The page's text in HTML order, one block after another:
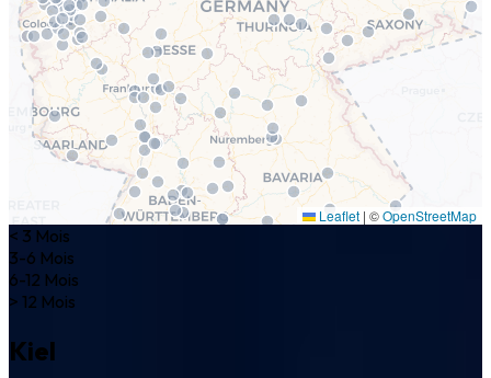
Leaflet | ©OpenStreetMap
< 3 Mois
3-6 Mois
6-12 Mois
> 12 Mois
Kiel